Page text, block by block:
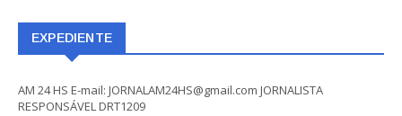
EXPEDIENTE
AM 24 HS E-mail: JORNALAM24HS@gmail.com JORNALISTA
RESPONSÁVEL DRT1209